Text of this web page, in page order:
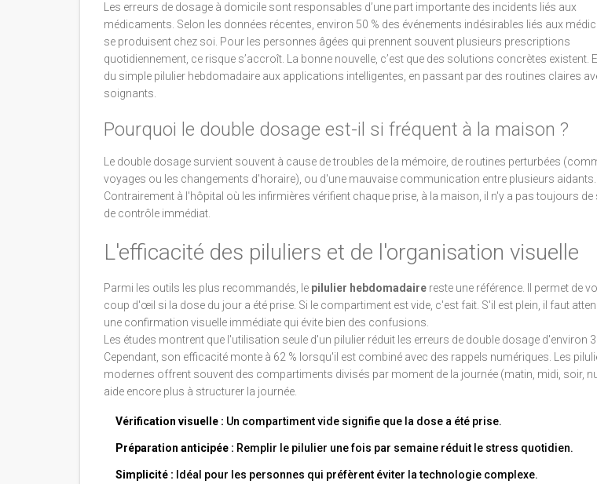
Les erreurs de dosage à domicile sont responsables d’une part importante des incidents liés aux
médicaments. Selon les données récentes, environ 50 % des événements indésirables liés aux
se produisent chez soi. Pour les personnes âgées qui prennent souvent plusieurs prescriptions
quotidiennement, ce risque s’accroît. La bonne nouvelle, c’est que des solutions concrètes existent.
du simple pilulier hebdomadaire aux applications intelligentes, en passant par des routines claires
soignants.
Pourquoi le double dosage est-il si fréquent à la maison ?
Le double dosage survient souvent à cause de troubles de la mémoire, de routines perturbées
voyages ou les changements d'horaire), ou d'une mauvaise communication entre plusieurs aidants.
Contrairement à l'hôpital où les infirmières vérifient chaque prise, à la maison, il n'y a pas toujours de
de contrôle immédiat.
L'efficacité des piluliers et de l'organisation visuelle
Parmi les outils les plus recommandés, le pilulier hebdomadaire reste une référence. Il permet de
coup d'œil si la dose du jour a été prise. Si le compartiment est vide, c'est fait. S'il est plein, il faut
une confirmation visuelle immédiate qui évite bien des confusions.
Les études montrent que l'utilisation seule d'un pilulier réduit les erreurs de double dosage d'environ
Cependant, son efficacité monte à 62 % lorsqu'il est combiné avec des rappels numériques. Les
modernes offrent souvent des compartiments divisés par moment de la journée (matin, midi, soir,
aide encore plus à structurer la journée.
Vérification visuelle : Un compartiment vide signifie que la dose a été prise.
Préparation anticipée : Remplir le pilulier une fois par semaine réduit le stress quotidien.
Simplicité : Idéal pour les personnes qui préfèrent éviter la technologie complexe.